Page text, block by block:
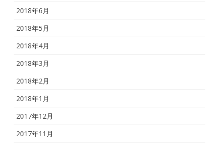
2018年6月
2018年5月
2018年4月
2018年3月
2018年2月
2018年1月
2017年12月
2017年11月